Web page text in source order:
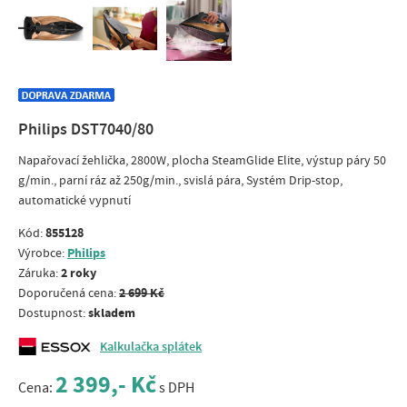
Philips DST7040/80
Napařovací žehlička, 2800W, plocha SteamGlide Elite, výstup páry 50
g/min., parní ráz až 250g/min., svislá pára, Systém Drip-stop,
automatické vypnutí
Kód:855128
Výrobce: Philips
Záruka:2 roky
Doporučená cena:2 699 Kč
Dostupnost:skladem
Kalkulačka splátek
Cena: 2 399,- Kčs DPH